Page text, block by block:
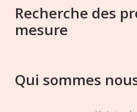
Recherche des
mesure
Qui sommes